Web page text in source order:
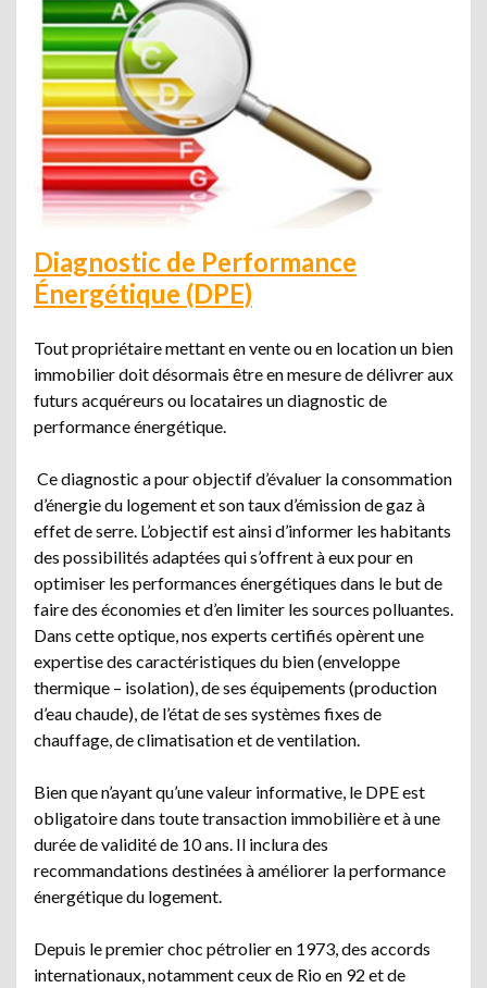
Diagnostic de Performance
Énergétique (DPE)
Tout propriétaire mettant en vente ou en location un bien
immobilier doit désormais être en mesure de délivrer aux
futurs acquéreurs ou locataires un diagnostic de
performance énergétique.
Ce diagnostic a pour objectif d’évaluer la consommation
d’énergie du logement et son taux d’émission de gaz à
effet de serre. L’objectif est ainsi d’informer les habitants
des possibilités adaptées qui s’offrent à eux pour en
optimiser les performances énergétiques dans le but de
faire des économies et d’en limiter les sources polluantes.
Dans cette optique, nos experts certifiés opèrent une
expertise des caractéristiques du bien (enveloppe
thermique – isolation), de ses équipements (production
d’eau chaude), de l’état de ses systèmes fixes de
chauffage, de climatisation et de ventilation.
Bien que n’ayant qu’une valeur informative, le DPE est
obligatoire dans toute transaction immobilière et à une
durée de validité de 10 ans. Il inclura des
recommandations destinées à améliorer la performance
énergétique du logement.
Depuis le premier choc pétrolier en 1973, des accords
internationaux, notamment ceux de Rio en 92 et de